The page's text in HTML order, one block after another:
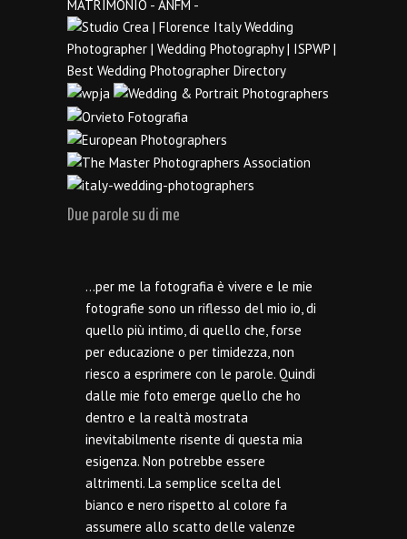
Due parole su di me
…per me la fotografia è vivere e le mie
fotografie sono un riflesso del mio io, di
quello più intimo, di quello che, forse
per educazione o per timidezza, non
riesco a esprimere con le parole. Quindi
dalle mie foto emerge quello che ho
dentro e la realtà mostrata
inevitabilmente risente di questa mia
esigenza. Non potrebbe essere
altrimenti. La semplice scelta del
bianco e nero rispetto al colore fa
assumere allo scatto delle valenze